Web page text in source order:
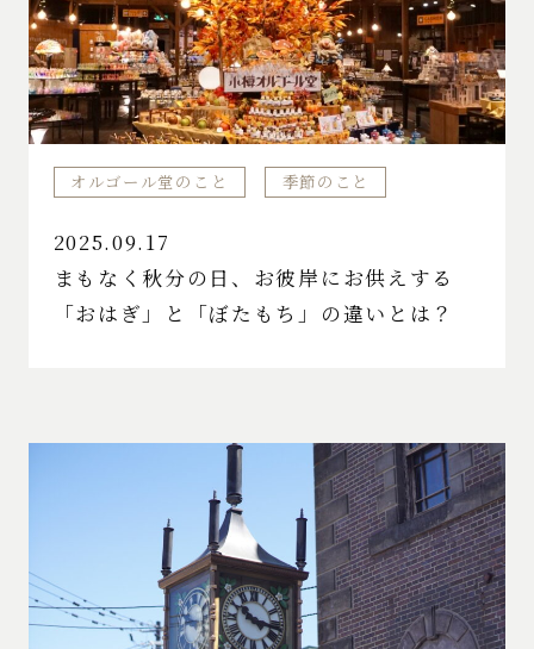
オルゴール堂のこと 季節のこと
2025.09.17
まもなく秋分の日、お彼岸にお供えする
「おはぎ」と「ぼたもち」の違いとは？